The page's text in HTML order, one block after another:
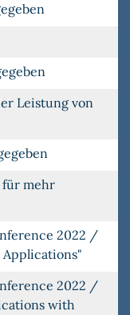
Leistung von
für mehr
2022 /
Applications"
2022 /
with